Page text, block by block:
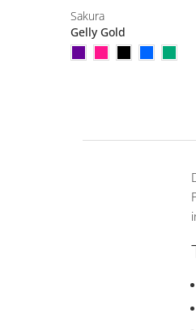
Sakura
Gelly Gold